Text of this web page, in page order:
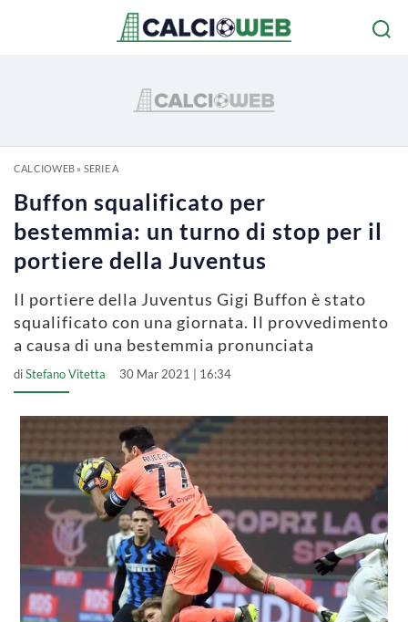
CALCIOWEB» SERIE A
Buffon squalificato per
bestemmia: un turno di stop per il
portiere della Juventus
Il portiere della Juventus Gigi Buffon è stato
squalificato con una giornata. Il provvedimento
a causa di una bestemmia pronunciata
diStefano Vitetta 30 Mar 2021 | 16:34